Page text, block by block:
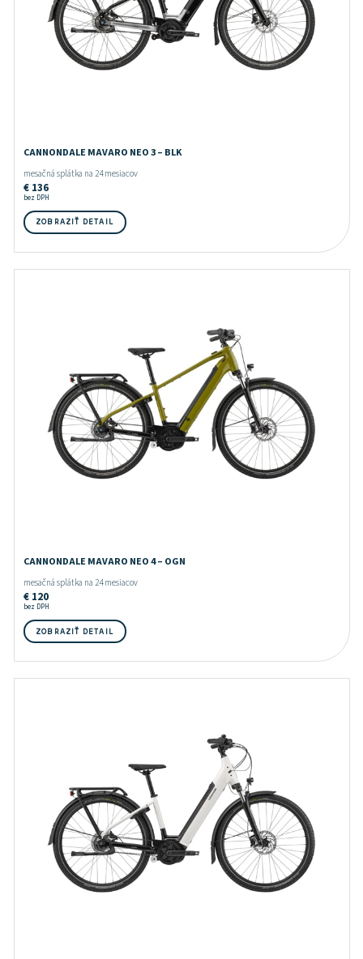
CANNONDALE MAVARO NEO 3 – BLK
mesačná splátka na 24 mesiacov
€136
bez DPH
ZOBRAZIŤ DETAIL
CANNONDALE MAVARO NEO 4 – OGN
mesačná splátka na 24 mesiacov
€120
bez DPH
ZOBRAZIŤ DETAIL